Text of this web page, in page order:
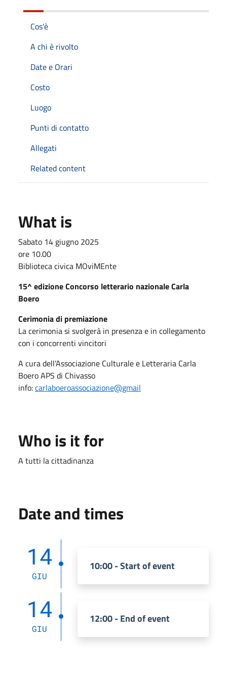
Cos'è
A chi è rivolto
Date e Orari
Costo
Luogo
Punti di contatto
Allegati
Related content
What is
Sabato 14 giugno 2025
ore 10.00
Biblioteca civica MOviMEnte
15^ edizione Concorso letterario nazionale Carla
Boero
Cerimonia di premiazione
La cerimonia si svolgerà in presenza e in collegamento
con i concorrenti vincitori
A cura dell’Associazione Culturale e Letteraria Carla
Boero APS di Chivasso
info:carlaboeroassociazione@gmail
Who is it for
A tutti la cittadinanza
Date and times
14
GIU
10:00 - Start of event
14
GIU
12:00 - End of event